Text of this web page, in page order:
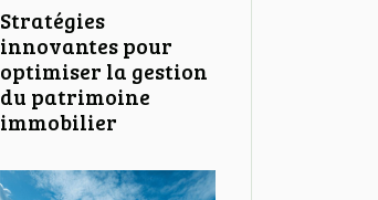
Stratégies
innovantes pour
optimiser la gestion
du patrimoine
immobilier